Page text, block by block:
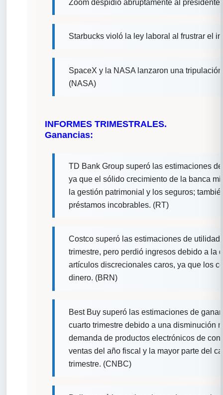
Zoom despidió abruptamente al presidente
Starbucks violó la ley laboral al frustrar el
SpaceX y la NASA lanzaron una
(NASA)
INFORMES TRIMESTRALES.
Ganancias:
TD Bank Group superó las estimaciones
ya que el sólido crecimiento de la banca
la gestión patrimonial y los seguros;
préstamos incobrables. (RT)
Costco superó las estimaciones de
trimestre, pero perdió ingresos debido a la
artículos discrecionales caros, ya que los
dinero. (BRN)
Best Buy superó las estimaciones de
cuarto trimestre debido a una disminución
demanda de productos electrónicos de
ventas del año fiscal y la mayor parte del
trimestre. (CNBC)